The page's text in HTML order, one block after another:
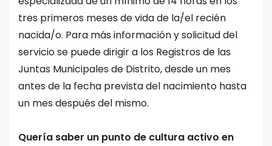
tres primeros meses de vida de la/el recién
nacida/o. Para más información y solicitud del
servicio se puede dirigir a los Registros de las
Juntas Municipales de Distrito, desde un mes
antes de la fecha prevista del nacimiento hasta
un mes después del mismo.
Quería saber un punto de cultura activo en